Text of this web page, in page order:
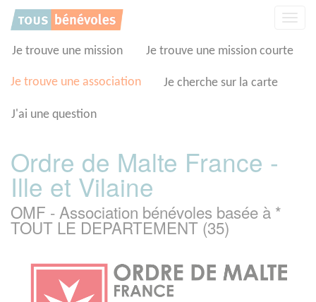
Je trouve une mission Je trouve une mission courte
Je trouve une association Je cherche sur la carte
J'ai une question
Ordre de Malte France -
Ille et Vilaine
OMF - Association bénévoles basée à *
TOUT LE DEPARTEMENT (35)
Panneau de gestion des cookies